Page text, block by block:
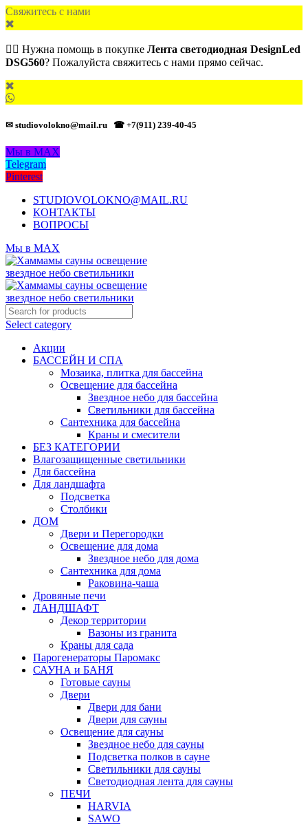
Свяжитесь с нами
🙋‍♂️ Нужна помощь в покупке Лента светодиодная DesignLed
DSG560? Пожалуйста свяжитесь с нами прямо сейчас.
✉ studiovolokno@mail.ru ☎ +7(911) 239-40-45
Мы в MAX
Telegram
Pinterest
STUDIOVOLOKNO@MAIL.RU
КОНТАКТЫ
ВОПРОСЫ
Мы в MAX
Select category
Акции
БАССЕЙН И СПА
Мозаика, плитка для бассейна
Освещение для бассейна
Звездное небо для бассейна
Светильники для бассейна
Сантехника для бассейна
Краны и смесители
БЕЗ КАТЕГОРИИ
Влагозащищенные светильники
Для бассейна
Для ландшафта
Подсветка
Столбики
ДОМ
Двери и Перегородки
Освещение для дома
Звездное небо для дома
Сантехника для дома
Раковина-чаша
Дровяные печи
ЛАНДШАФТ
Декор территории
Вазоны из гранита
Краны для сада
Парогенераторы Паромакс
САУНА и БАНЯ
Готовые сауны
Двери
Двери для бани
Двери для сауны
Освещение для сауны
Звездное небо для сауны
Подсветка полков в сауне
Светильники для сауны
Светодиодная лента для сауны
ПЕЧИ
HARVIA
SAWO